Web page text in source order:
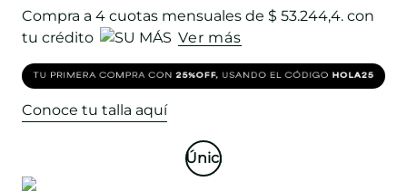
Compra a 4 cuotas mensuales de $ 53.244,4. con
tu crédito
Ver más
Conoce tu talla aquí
Única